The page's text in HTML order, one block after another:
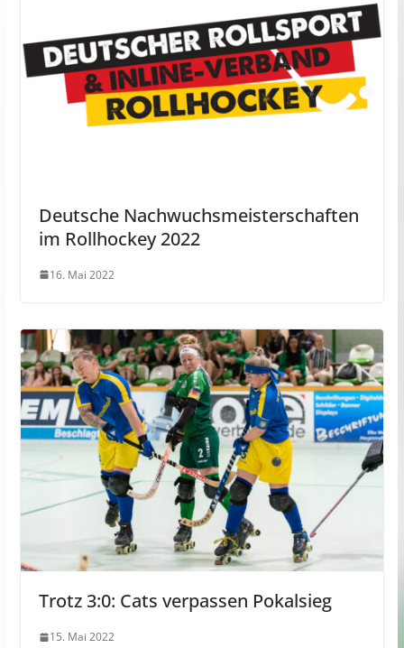
Deutsche Nachwuchsmeisterschaften
im Rollhockey 2022
16. Mai 2022
Trotz 3:0: Cats verpassen Pokalsieg
15. Mai 2022